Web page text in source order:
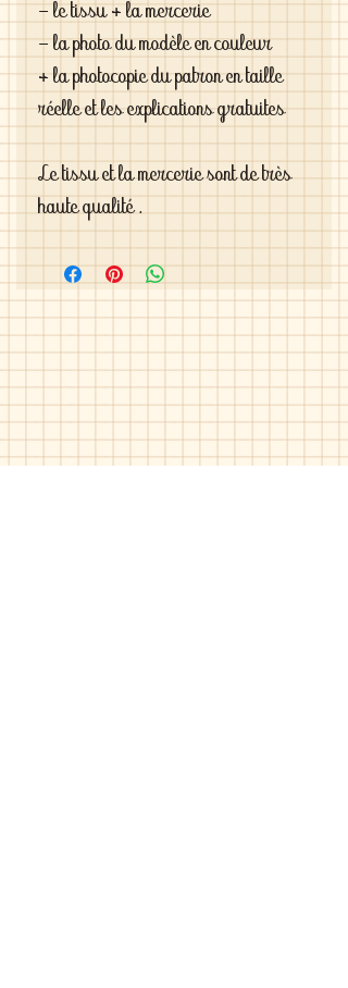
- le tissu + la mercerie
- la photo du modèle en couleur
+ la photocopie du patron en taille
réelle et les explications gratuites
Le tissu et la mercerie sont de très
haute qualité .